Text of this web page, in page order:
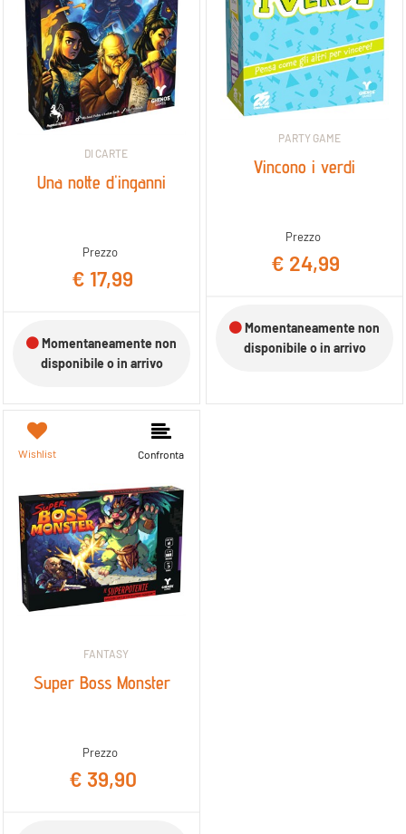
DI CARTE
Una notte d'inganni
Prezzo
€ 17,99
Momentaneamente non
disponibile o in arrivo
PARTY GAME
Vincono i verdi
Prezzo
€ 24,99
Momentaneamente non
disponibile o in arrivo
Wishlist Confronta
FANTASY
Super Boss Monster
Prezzo
€ 39,90